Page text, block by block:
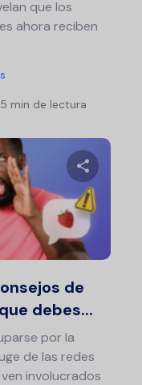
que los
ahora reciben
5 min de lectura
de
debes...
por la
de las redes
involucrados